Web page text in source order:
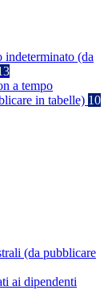
indeterminato (da
a tempo
in tabelle) 10
(da pubblicare
ai dipendenti